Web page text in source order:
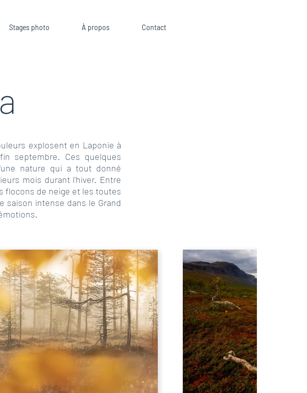
Stages photo À propos Contact
explosent en Laponie à
septembre. Ces quelques
nature qui a tout donné
mois durant l'hiver. Entre
flocons de neige et les toutes
saison intense dans le Grand